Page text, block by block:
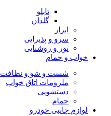
تابلو
گلدان
ابزار
سرو و پذیرایی
نور و روشنایی
خواب و حمام
شست و شو و نظافت
ملزومات اتاق خواب
دستشویی
حمام
لوازم جانبی خودرو